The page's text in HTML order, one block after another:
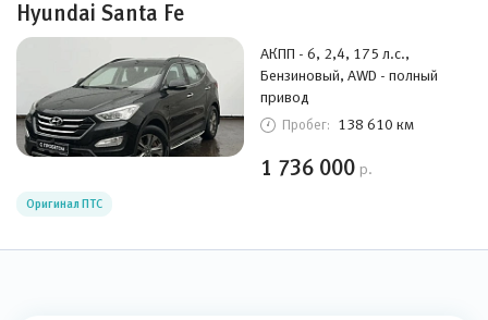
Hyundai Santa Fe
АКПП - 6, 2,4, 175 л.с.,
Бензиновый, AWD - полный
привод
Пробег: 138 610 км
1 736 000 р.
Оригинал ПТС